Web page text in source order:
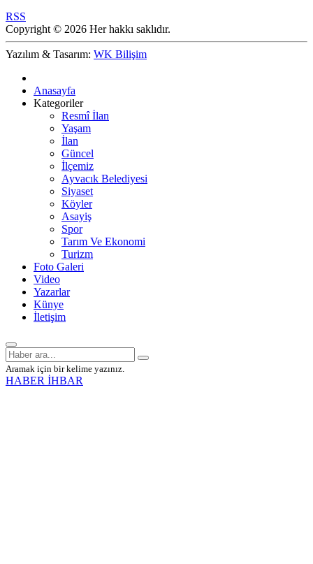
RSS
Copyright © 2026 Her hakkı saklıdır.
Yazılım & Tasarım: WK Bilişim
Anasayfa
Kategoriler
Resmî İlan
Yaşam
İlan
Güncel
İlçemiz
Ayvacık Belediyesi
Siyaset
Köyler
Asayiş
Spor
Tarım Ve Ekonomi
Turizm
Foto Galeri
Video
Yazarlar
Künye
İletişim
Aramak için bir kelime yazınız.
HABER İHBAR